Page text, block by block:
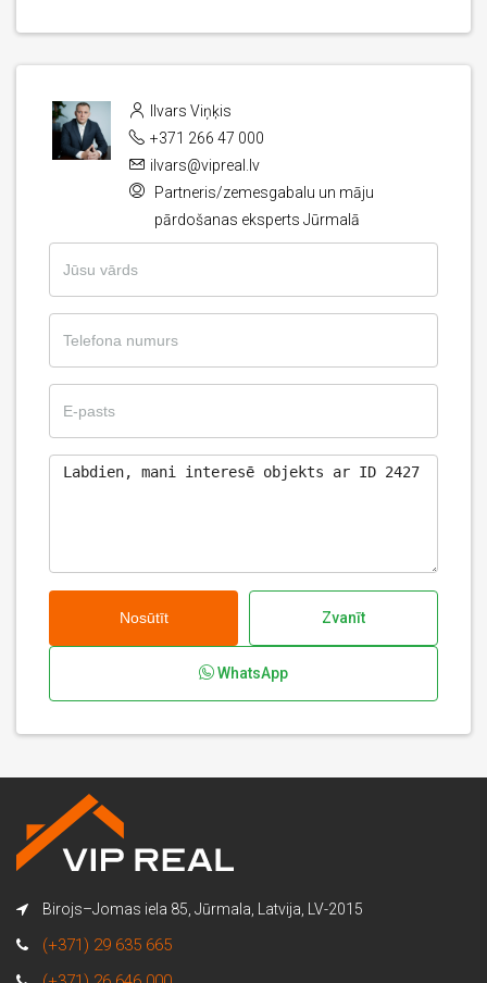
Ilvars Viņķis
+371 266 47 000
ilvars@vipreal.lv
Partneris/zemesgabalu un māju
pārdošanas eksperts Jūrmalā
Nosūtīt Zvanīt
WhatsApp
Birojs–Jomas iela 85, Jūrmala, Latvija, LV-2015
(+371) 29 635 665